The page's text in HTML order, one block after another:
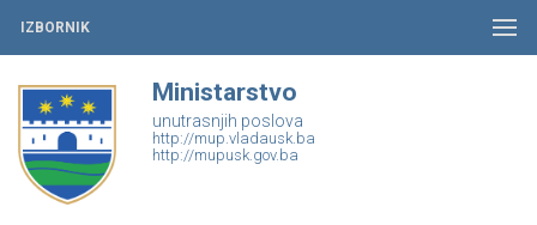
IZBORNIK
Ministarstvo
unutrasnjih poslova
http://mup.vladausk.ba
http://mupusk.gov.ba